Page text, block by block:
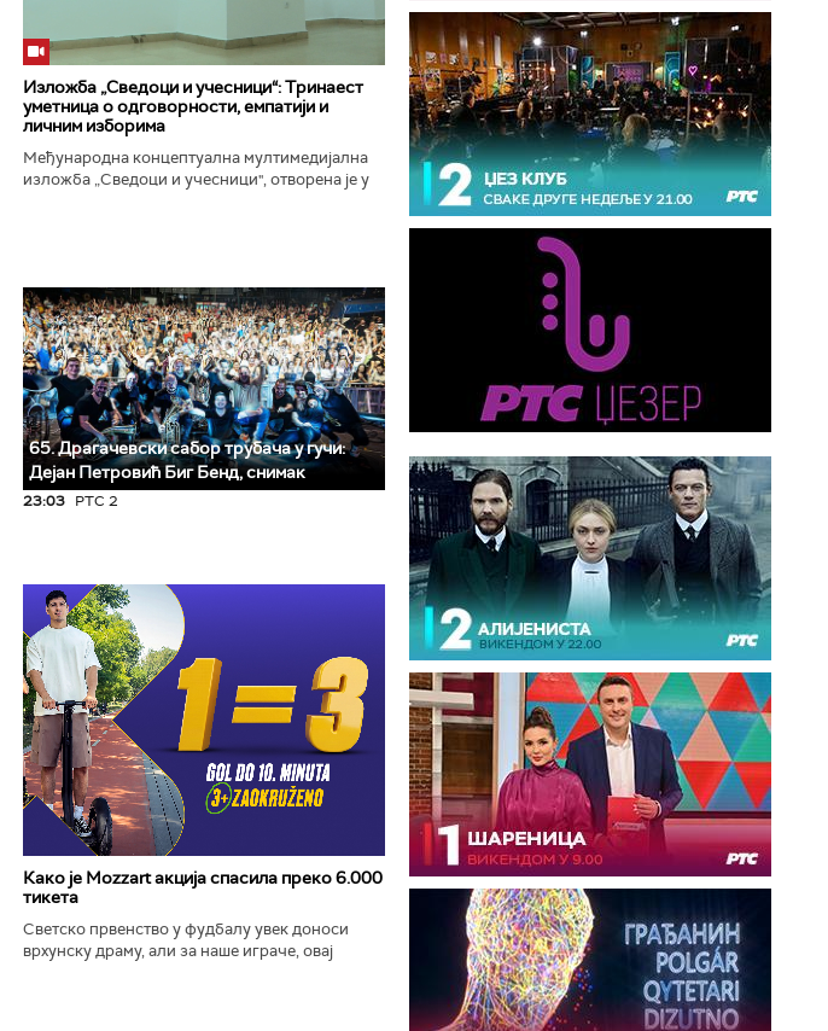
Изложба „Сведоци и учесници“: Тринаест
уметница о одговорности, емпатији и
личним изборима
Међународна концептуална мултимедијална
изложба „Сведоци и учесници", отворена је у
65. Драгачевски сабор трубача у гучи:
Дејан Петровић Биг Бeнд, снимак
23:03 РТС 2
Како је Mozzart акција спасила преко 6.000
тикета
Светско првенство у фудбалу увек доноси
врхунску драму, али за наше играче, овај